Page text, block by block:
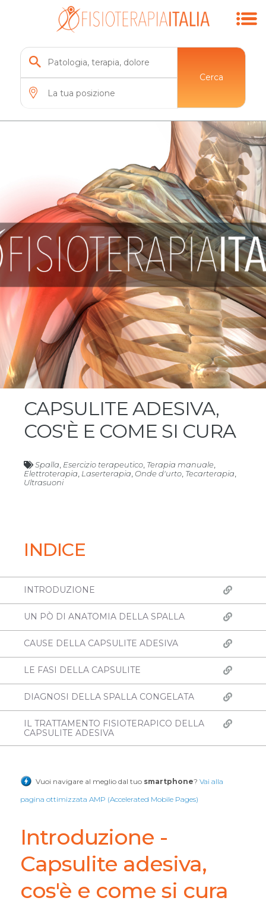
Cerca
CAPSULITE ADESIVA,
COS'È E COME SI CURA
Spalla Esercizio terapeutico Terapia manuale
Elettroterapia Laserterapia Onde d'urto Tecarterapia
Ultrasuoni
INDICE
INTRODUZIONE
UN PÒ DI ANATOMIA DELLA SPALLA
CAUSE DELLA CAPSULITE ADESIVA
LE FASI DELLA CAPSULITE
DIAGNOSI DELLA SPALLA CONGELATA
IL TRATTAMENTO FISIOTERAPICO DELLA
CAPSULITE ADESIVA
Vuoi navigare al meglio dal tuo smartphone? Vai alla
pagina ottimizzata AMP (Accelerated Mobile Pages)
Introduzione -
Capsulite adesiva,
cos'è e come si cura